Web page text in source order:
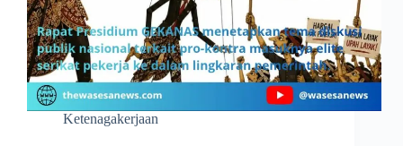
Ketenagakerjaan